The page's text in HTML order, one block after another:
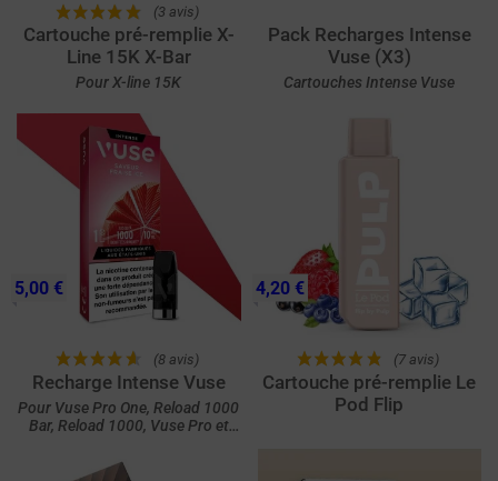
(3 avis)
Cartouche pré-remplie X-
Line 15K X-Bar
Pour X-line 15K
Pack Recharges Intense
Vuse (X3)
Cartouches Intense Vuse
(8 avis)
Recharge Intense Vuse
Pour Vuse Pro One, Reload 1000
Bar, Reload 1000, Vuse Pro et
5,00 €
(7 avis)
Cartouche pré-remplie Le
Pod Flip
4,20 €